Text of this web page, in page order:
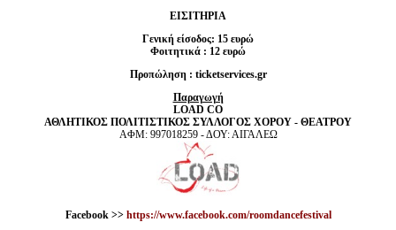
ΕΙΣΙΤΗΡΙΑ
Γενική είσοδος: 15 ευρώ
Φοιτητικά : 12 ευρώ
Προπώληση : ticketservices.gr
Παραγωγή
LOAD CO
ΑΘΛΗΤΙΚΟΣ ΠΟΛΙΤΙΣΤΙΚΟΣ ΣΥΛΛΟΓΟΣ ΧΟΡΟΥ - ΘΕΑΤΡΟΥ
ΑΦΜ: 997018259 - ΔΟΥ: ΑΙΓΑΛΕΩ
Facebook >> https://www.facebook.com/roomdancefestival